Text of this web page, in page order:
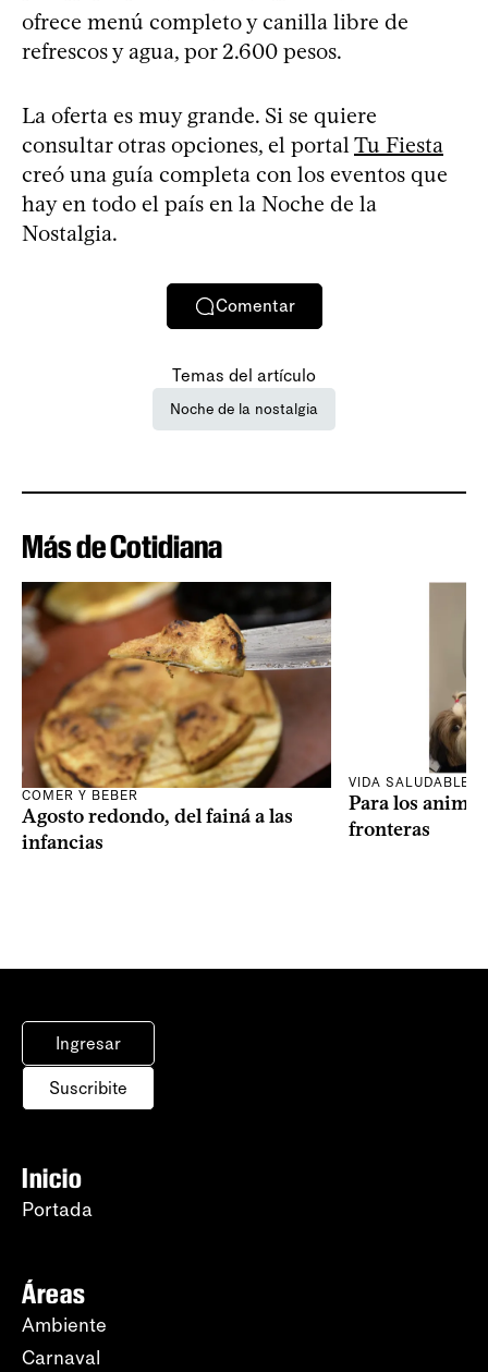
ofrece menú completo y canilla libre de
refrescos y agua, por 2.600 pesos.
La oferta es muy grande. Si se quiere
consultar otras opciones, el portal Tu Fiesta
creó una guía completa con los eventos que
hay en todo el país en la Noche de la
Nostalgia.
Comentar
Temas del artículo
Noche de la nostalgia
Más de Cotidiana
COMER Y BEBER
Agosto redondo, del fainá a las
infancias
VIDA SALUDABLE
Para los
fronteras
Ingresar
Suscribite
Inicio
Portada
Áreas
Ambiente
Carnaval